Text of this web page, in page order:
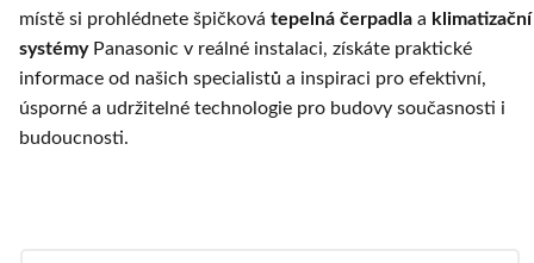
místě si prohlédnete špičková tepelná čerpadla a klimatizační
systémyPanasonic v reálné instalaci, získáte praktické
informace od našich specialistů a inspiraci pro efektivní,
úsporné a udržitelné technologie pro budovy současnosti i
budoucnosti.